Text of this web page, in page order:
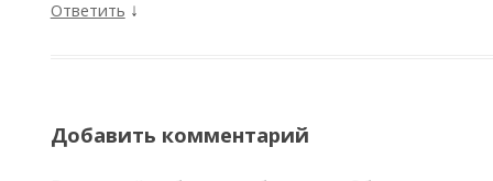
Ответить ↓
Добавить комментарий